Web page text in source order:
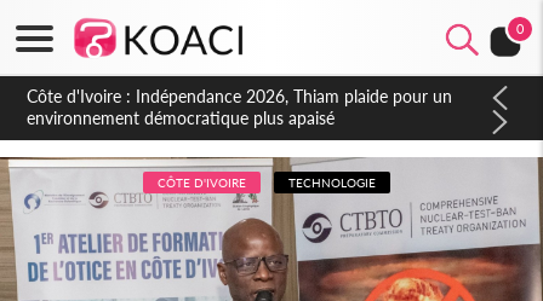
0
Côte d'Ivoire : Concours INFAS 2026, les convocations
seront disponibles à compter du samedi
CÔTE D'IVOIRE TECHNOLOGIE